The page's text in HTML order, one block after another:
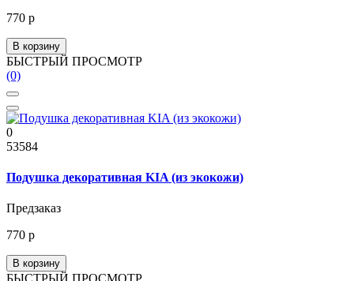
770 р
В корзину
БЫСТРЫЙ ПРОСМОТР
(0)
0
53584
Подушка декоративная KIA (из экокожи)
Предзаказ
770 р
В корзину
БЫСТРЫЙ ПРОСМОТР